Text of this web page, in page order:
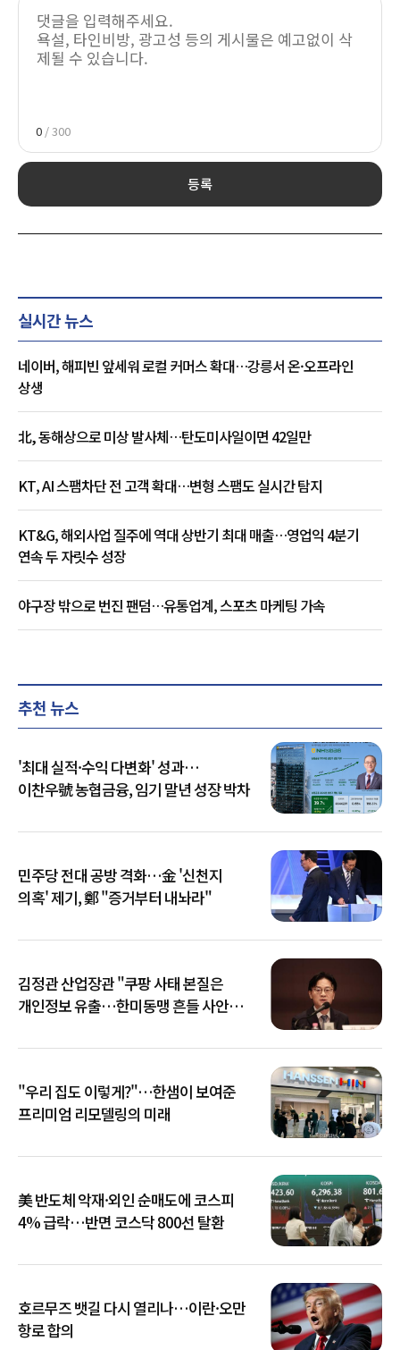
0 / 300
등록
실시간 뉴스
네이버, 해피빈 앞세워 로컬 커머스 확대…강릉서 온·오프라인
상생
北, 동해상으로 미상 발사체…탄도미사일이면 42일만
KT, AI 스팸차단 전 고객 확대…변형 스팸도 실시간 탐지
KT&G, 해외사업 질주에 역대 상반기 최대 매출…영업익 4분기
연속 두 자릿수 성장
야구장 밖으로 번진 팬덤…유통업계, 스포츠 마케팅 가속
추천 뉴스
'최대 실적·수익 다변화' 성과…
이찬우號 농협금융, 임기 말년 성장 박차
민주당 전대 공방 격화…金 '신천지
의혹' 제기, 鄭 "증거부터 내놔라"
김정관 산업장관 "쿠팡 사태 본질은
개인정보 유출…한미동맹 흔들 사안
"우리 집도 이렇게?"…한샘이 보여준
프리미엄 리모델링의 미래
美 반도체 악재·외인 순매도에 코스피
4% 급락…반면 코스닥 800선 탈환
호르무즈 뱃길 다시 열리나…이란·오만
항로 합의